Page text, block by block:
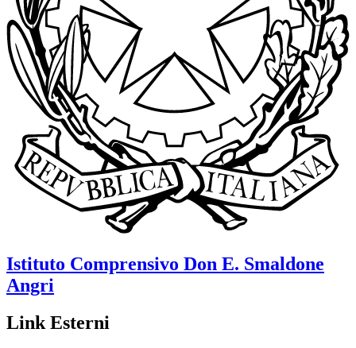
Istituto Comprensivo Don E. Smaldone
Angri
Link Esterni